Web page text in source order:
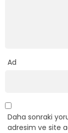
Ad
Daha sonraki
adresim ve site